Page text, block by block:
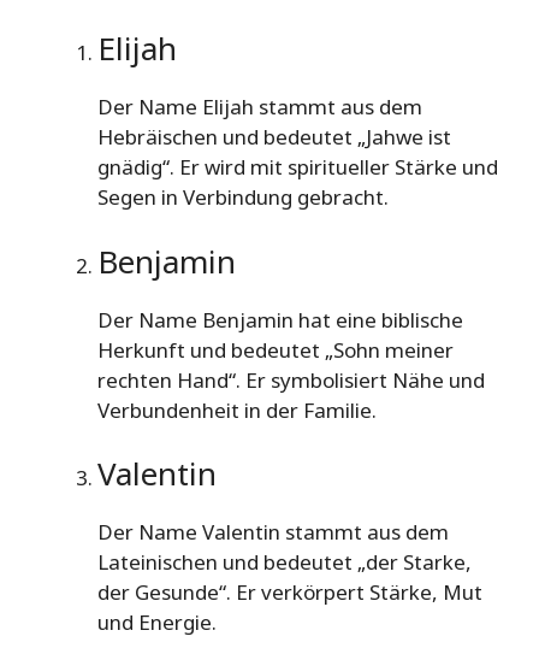
Elijah
Der Name Elijah stammt aus dem
Hebräischen und bedeutet „Jahwe ist
gnädig“. Er wird mit spiritueller Stärke und
Segen in Verbindung gebracht.
Benjamin
Der Name Benjamin hat eine biblische
Herkunft und bedeutet „Sohn meiner
rechten Hand“. Er symbolisiert Nähe und
Verbundenheit in der Familie.
Valentin
Der Name Valentin stammt aus dem
Lateinischen und bedeutet „der Starke,
der Gesunde“. Er verkörpert Stärke, Mut
und Energie.